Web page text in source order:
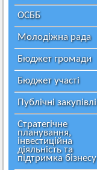
ОСББ
Молодіжна рада
Бюджет громади
Бюджет участі
Публічні закупівлі
Стратегічне
планування,
інвестиційна
діяльність та
підтримка бізнесу